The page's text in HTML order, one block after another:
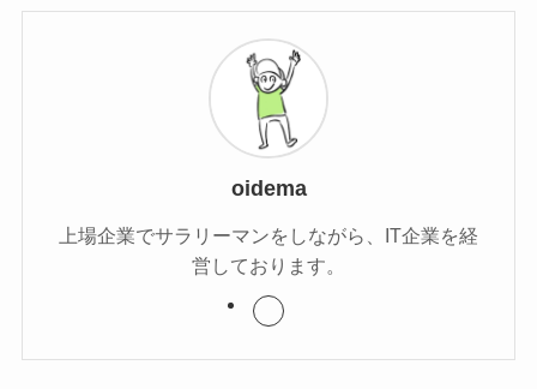
oidema
上場企業でサラリーマンをしながら、IT企業を経
営しております。